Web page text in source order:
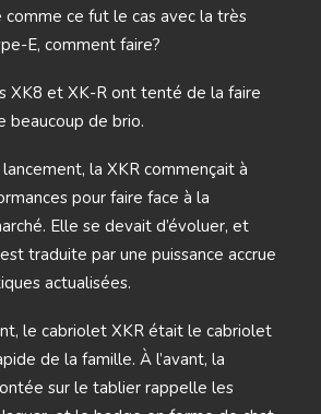
comme ce fut le cas avec la très
E, comment faire?
XK8 et XK-R ont tenté de la faire
beaucoup de brio.
la XKR commençait à
pour faire face à la
Elle se devait d’évoluer, et
traduite par une puissance accrue
actualisées.
le cabriolet XKR était le cabriolet
de la famille. À l’avant, la
sur le tablier rappelle les